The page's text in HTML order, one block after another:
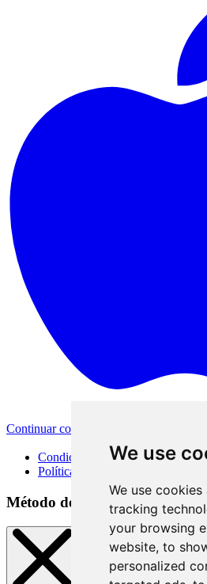
We use
We use
tracking
your browsing
website, to
personalized
Continuar con Apple
Condiciones de uso
Política de privacidad
Método de inicio de sesión